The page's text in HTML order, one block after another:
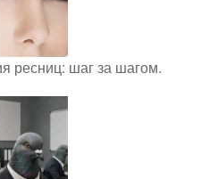
ресниц: шаг за шагом.